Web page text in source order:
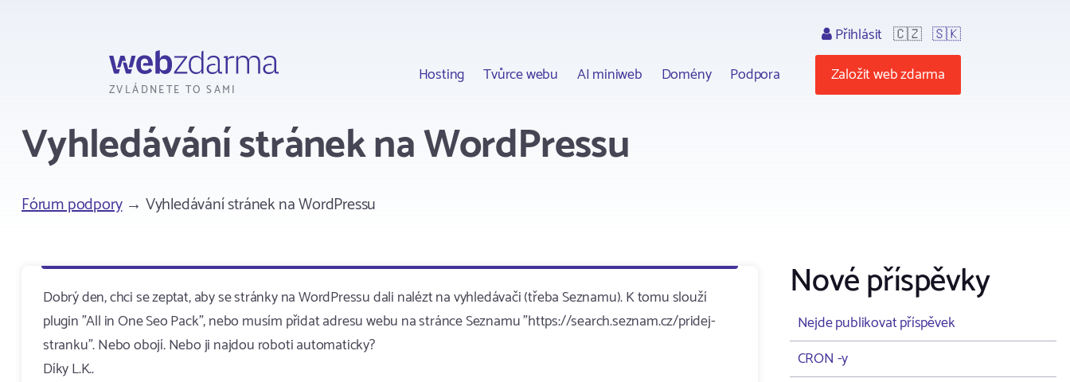
ZVLÁDNETE TO SAMI
Hosting Tvůrce webu AI miniweb Domény Podpora
Přihlásit 🇨🇿 🇸🇰
Založit web zdarma
Vyhledávání stránek na WordPressu
Fórum podpory→ Vyhledávání stránek na WordPressu
Dobrý den, chci se zeptat, aby se stránky na WordPressu dali nalézt na vyhledávači (třeba Seznamu). K tomu slouží
plugin "All in One Seo Pack", nebo musím přidat adresu webu na stránce Seznamu "https://search.seznam.cz/pridej-
stranku". Nebo obojí. Nebo ji najdou roboti automaticky?
Díky L.K..
Nové příspěvky
Nejde publikovat příspěvek
CRON -y